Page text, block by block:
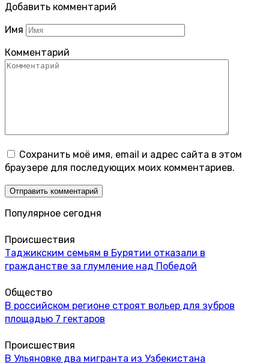
Добавить комментарий
Имя
Комментарий
Сохранить моё имя, email и адрес сайта в этом
браузере для последующих моих комментариев.
Популярное сегодня
Происшествия
Таджикским семьям в Бурятии отказали в
гражданстве за глумление над Победой
Общество
В российском регионе строят вольер для зубров
площадью 7 гектаров
Происшествия
В Ульяновке два мигранта из Узбекистана